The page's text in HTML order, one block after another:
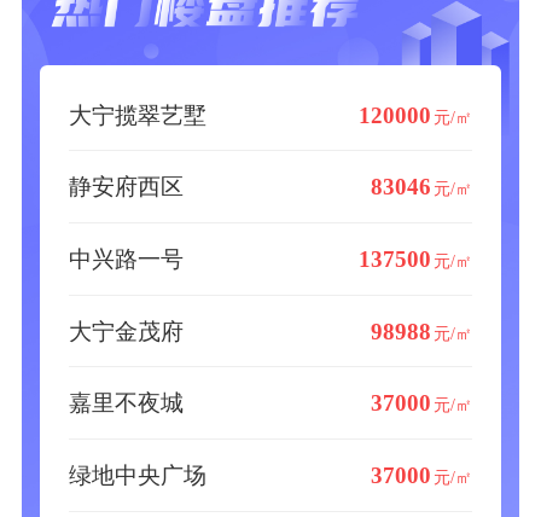
大宁揽翠艺墅 120000 元/㎡
静安府西区 83046 元/㎡
中兴路一号 137500 元/㎡
大宁金茂府 98988 元/㎡
嘉里不夜城 37000 元/㎡
绿地中央广场 37000 元/㎡